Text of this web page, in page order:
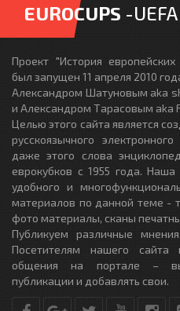
EUROCUPS -UEFA
Проект "История
был запущен 11 апреля 2010
Александром Шатуновым aka
и Александром Тарасовым aka
Целью этого сайта является
русскоязычного
даже этого слова
еврокубков с 1955 года.
удобного и
материалов по данной теме -
фото материалы, сканы
Публикуем различные
Посетителям нашего сайта
общения на портале –
публикации и добавлять свои.